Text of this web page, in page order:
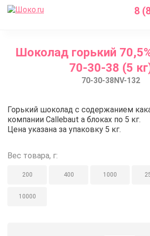
8
Каталог
Шоколад Barry Callebaut
Темный шоколад
Шоколад горький
70-30-38 (5
70-30-38NV-132
Шоколад горький
Горький шоколад с содержанием
компании Callebaut а блоках по 5 кг.
Цена указана за упаковку 5 кг.
Вес товара, г:
200 400 1000
10000